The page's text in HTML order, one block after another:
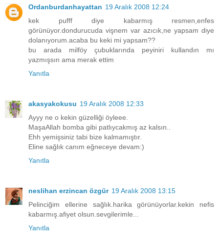
Ordanburdanhayattan 19 Aralık 2008 12:24
kek pufff diye kabarmış resmen,enfes
görünüyor.dondurucuda vişnem var azıcık,ne yapsam diye
dolanıyorum.acaba bu keki mi yapsam??
bu arada milföy çubuklarında peyiniri kullandın mı
yazmışsın ama merak ettim
Yanıtla
akasyakokusu 19 Aralık 2008 12:33
Ayyy ne o kekin güzelliği öyleee.
MaşaAllah bomba gibi patlıycakmış az kalsın..
Ehh yemişsiniz tabi bize kalmamıştır.
Eline sağlık canım eğneceye devam:)
Yanıtla
neslihan erzincan özgür 19 Aralık 2008 13:15
Pelinciğim ellerine sağlık.harika görünüyorlar.kekin nefis
kabarmış.afiyet olsun.sevgilerimle...
Yanıtla